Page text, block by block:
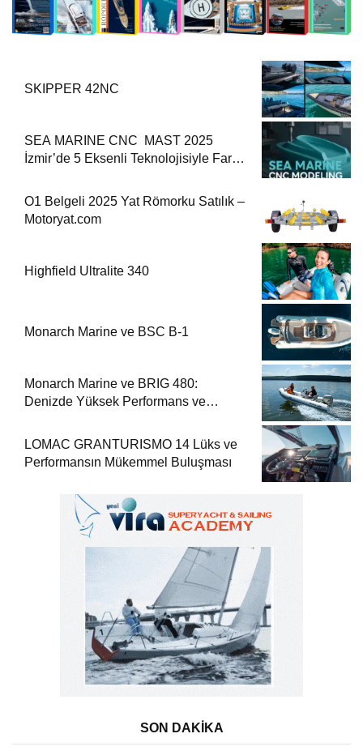
SKIPPER 42NC
SEA MARINE CNC MAST 2025
İzmir’de 5 Eksenli Teknolojisiyle Fark
O1 Belgeli 2025 Yat Römorku Satılık –
Motoryat.com
Highfield Ultralite 340
Monarch Marine ve BSC B-1
Monarch Marine ve BRIG 480:
Denizde Yüksek Performans ve
LOMAC GRANTURISMO 14 Lüks ve
Performansın Mükemmel Buluşması
SON DAKİKA